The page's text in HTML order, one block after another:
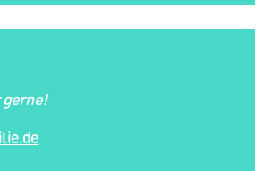
gerne!